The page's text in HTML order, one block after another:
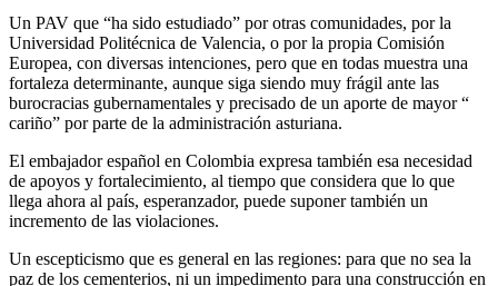
Un PAV que “ha sido estudiado” por otras comunidades, por la
Universidad Politécnica de Valencia, o por la propia Comisión
Europea, con diversas intenciones, pero que en todas muestra una
fortaleza determinante, aunque siga siendo muy frágil ante las
burocracias gubernamentales y precisado de un aporte de mayor “
cariño” por parte de la administración asturiana.
El embajador español en Colombia expresa también esa necesidad
de apoyos y fortalecimiento, al tiempo que considera que lo que
llega ahora al país, esperanzador, puede suponer también un
incremento de las violaciones.
Un escepticismo que es general en las regiones: para que no sea la
paz de los cementerios, ni un impedimento para una construcción en